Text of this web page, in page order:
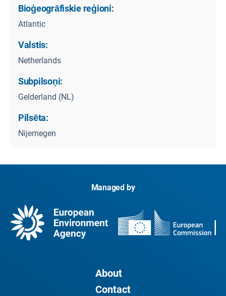
Bioģeogrāfiskie reģioni:
Atlantic
Valstis:
Netherlands
Subpilsoņi:
Gelderland (NL)
Pilsēta:
Nijemegen
Managed by
About
Contact